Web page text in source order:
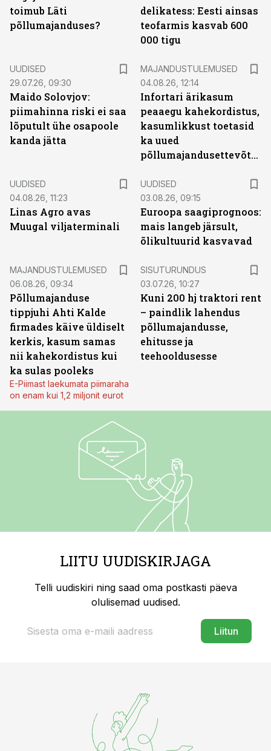
toimub Läti
põllumajanduses?
delikatess: Eesti ainsas
teofarmis kasvab 600
000 tigu
UUDISED
29.07.26, 09:30
Maido Solovjov:
piimahinna riski ei saa
lõputult ühe osapoole
kanda jätta
MAJANDUSTULEMUSED
04.08.26, 12:14
Infortari ärikasum
peaaegu kahekordistus,
kasumlikkust toetasid
ka uued
põllumajandusettevõtted
UUDISED
04.08.26, 11:23
Linas Agro avas
Muugal viljaterminali
UUDISED
03.08.26, 09:15
Euroopa saagiprognoos:
mais langeb järsult,
õlikultuurid kasvavad
MAJANDUSTULEMUSED
06.08.26, 09:34
Põllumajanduse
tippjuhi Ahti Kalde
firmades käive üldiselt
kerkis, kasum samas
nii kahekordistus kui
ka sulas pooleks
E-Piimast laekumata piimaraha
on enam kui 1,2 miljonit eurot
SISUTURUNDUS
03.07.26, 10:27
Kuni 200 hj traktori rent
– paindlik lahendus
põllumajandusse,
ehitusse ja
teehooldusesse
LIITU UUDISKIRJAGA
Telli uudiskiri ning saad oma postkasti päeva
olulisemad uudised.
Liitun